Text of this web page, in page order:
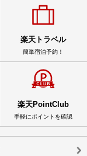
楽天トラベル
簡単宿泊予約！
楽天PointClub
手軽にポイントを確認